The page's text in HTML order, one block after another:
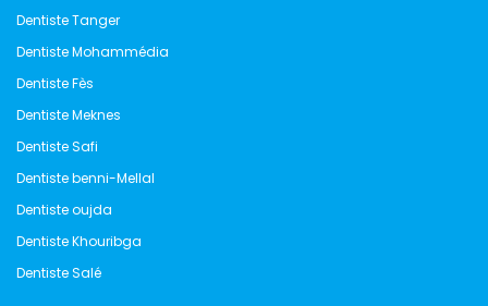
Dentiste Tanger
Dentiste Mohammédia
Dentiste Fès
Dentiste Meknes
Dentiste Safi
Dentiste benni-Mellal
Dentiste oujda
Dentiste Khouribga
Dentiste Salé